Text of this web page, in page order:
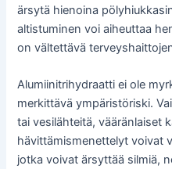
ärsytä hienoina
altistuminen voi aiheuttaa
on vältettävä
Alumiinitrihydraatti ei ole
merkittävä ympäristöriski.
tai vesilähteitä, vääränlaiset
hävittämismenettelyt voivat
jotka voivat ärsyttää silmiä,